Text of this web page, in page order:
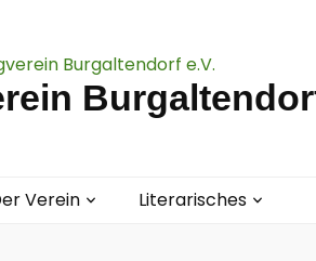
Verein Literarisches